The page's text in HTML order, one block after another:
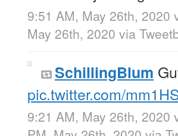
9:51 AM, May 26th, 2020
May 26th, 2020 via
SchillingBlum
pic.twitter.com/
9:21 AM, May 26th, 2020